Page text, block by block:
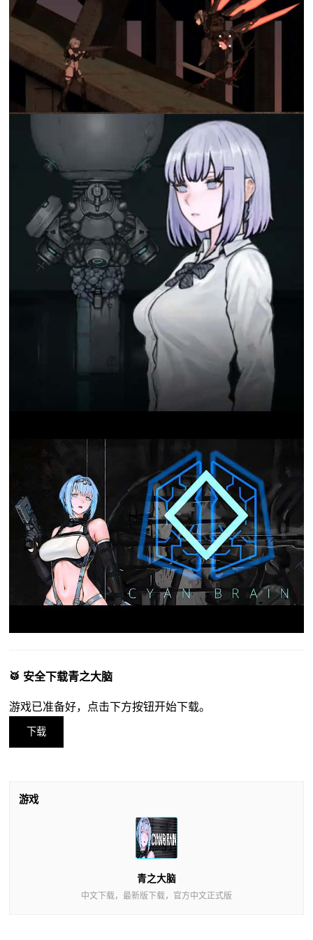
🥁 安全下载青之大脑
游戏已准备好，点击下方按钮开始下载。
下载
游戏
青之大脑
中文下载，最新版下载，官方中文正式版